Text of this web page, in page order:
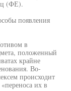
(ФЕ).
появления
в
положенный
крайне
Во-
происходит
их в